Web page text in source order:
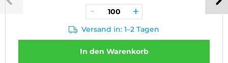
Versand in: 1–2 Tagen
In den Warenkorb